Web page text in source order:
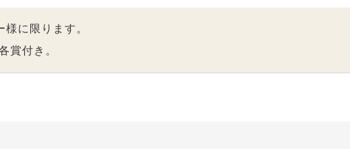
に限ります。
付き。